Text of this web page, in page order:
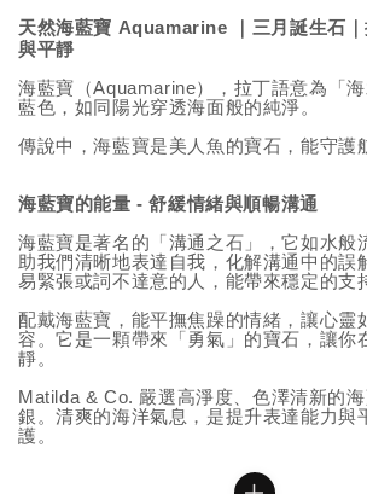
天然海藍寶 Aquamarine ｜三月誕生石
與平靜
海藍寶（Aquamarine），拉丁語意為「
藍色，如同陽光穿透海面般的純淨。
傳說中，海藍寶是美人魚的寶石，能守護
海藍寶的能量 - 舒緩情緒與順暢溝通
海藍寶是著名的「溝通之石」，它如水般
助我們清晰地表達自我，化解溝通中的誤
易緊張或詞不達意的人，能帶來穩定的支
配戴海藍寶，能平撫焦躁的情緒，讓心靈
容。它是一顆帶來「勇氣」的寶石，讓你
靜。
Matilda & Co. 嚴選高淨度、色澤清新的
銀。清爽的海洋氣息，是提升表達能力與
護。